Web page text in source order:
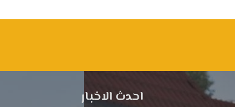
احدث الاخبار